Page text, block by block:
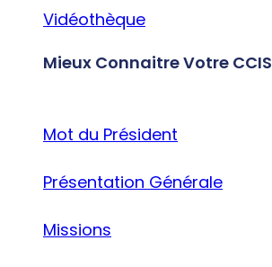
Vidéothèque
Mieux Connaitre Votre CCIS
Mot du Président
Présentation Générale
Missions